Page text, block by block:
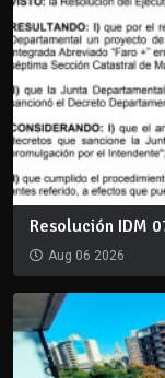
Resolución IDM
Aug 06 2026